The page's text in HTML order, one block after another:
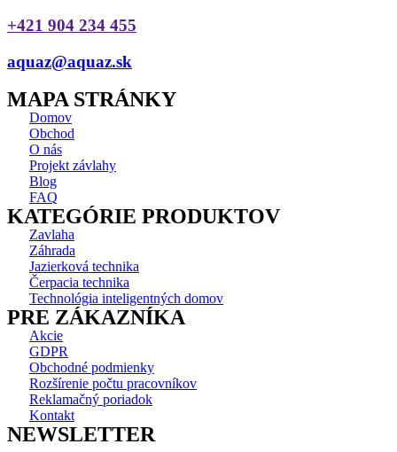
+421 904 234 455
aquaz@aquaz.sk
MAPA STRÁNKY
Domov
Obchod
O nás
Projekt závlahy
Blog
FAQ
KATEGÓRIE PRODUKTOV
Zavlaha
Záhrada
Jazierková technika
Čerpacia technika
Technológia inteligentných domov
PRE ZÁKAZNÍKA
Akcie
GDPR
Obchodné podmienky
Rozšírenie počtu pracovníkov
Reklamačný poriadok
Kontakt
NEWSLETTER